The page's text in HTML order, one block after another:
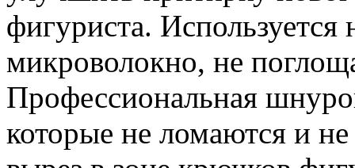
фигуриста.
микроволокно, не
Профессиональная
которые не ломаются и